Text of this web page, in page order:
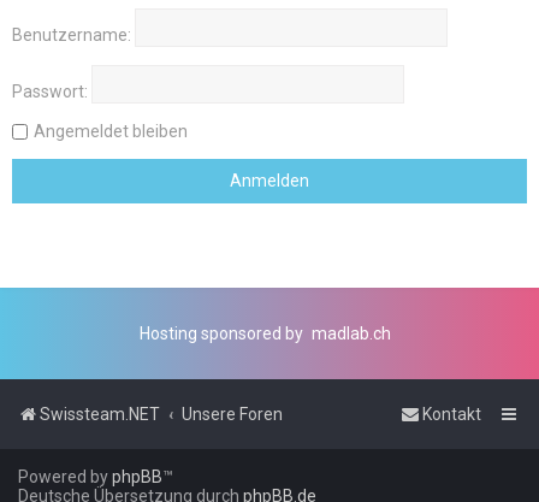
Benutzername:
Passwort:
Angemeldet bleiben
Hosting sponsored by madlab.ch
Swissteam.NET Unsere Foren Kontakt
Powered byphpBB™
Deutsche Übersetzung durch phpBB.de